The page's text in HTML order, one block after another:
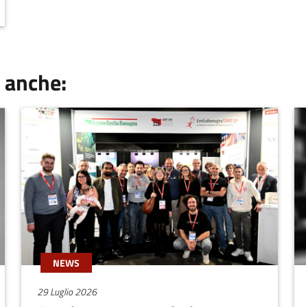
NEWS
29 Luglio 2026